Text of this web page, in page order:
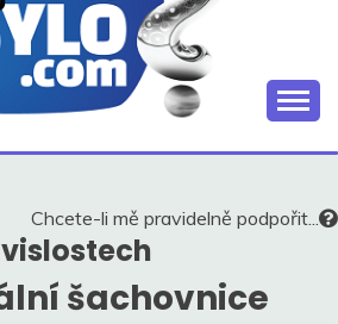
V
Chcete-li mě pravidelně podpořit...
šachovnice